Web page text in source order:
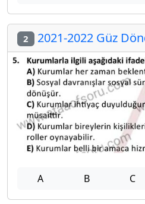
2 2021-2022 Güz
A B C